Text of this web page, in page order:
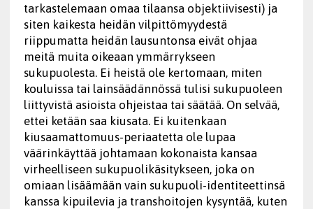
tarkastelemaan omaa tilaansa objektiivisesti) ja
siten kaikesta heidän vilpittömyydestä
riippumatta heidän lausuntonsa eivät ohjaa
meitä muita oikeaan ymmärrykseen
sukupuolesta. Ei heistä ole kertomaan, miten
kouluissa tai lainsäädännössä tulisi sukupuoleen
liittyvistä asioista ohjeistaa tai säätää. On selvää,
ettei ketään saa kiusata. Ei kuitenkaan
kiusaamattomuus-periaatetta ole lupaa
väärinkäyttää johtamaan kokonaista kansaa
virheelliseen sukupuolikäsitykseen, joka on
omiaan lisäämään vain sukupuoli-identiteettinsä
kanssa kipuilevia ja transhoitojen kysyntää, kuten